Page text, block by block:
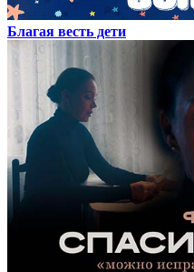
Благая весть дети